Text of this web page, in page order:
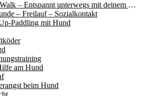
Social Walk – Entspannt unterwegs mit deinem Hund
– Freilauf – Sozialkontakt
Paddling mit Hund
am Hund
beim Hund